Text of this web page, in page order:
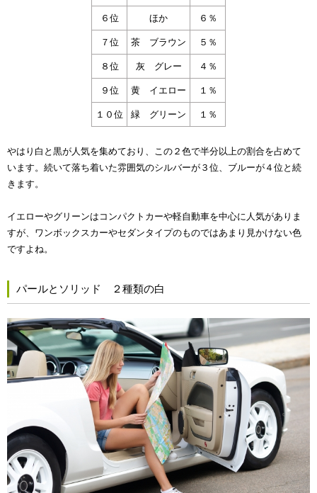
６位 ほか ６％
７位 茶 ブラウン ５％
８位 灰 グレー ４％
９位 黄 イエロー １％
１０位 緑 グリーン １％
やはり白と黒が人気を集めており、この２色で半分以上の割合を占めて
います。続いて落ち着いた雰囲気のシルバーが３位、ブルーが４位と続
きます。
イエローやグリーンはコンパクトカーや軽自動車を中心に人気がありま
すが、ワンボックスカーやセダンタイプのものではあまり見かけない色
ですよね。
パールとソリッド ２種類の白